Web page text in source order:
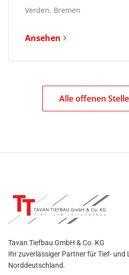
Verden, Bremen
Ansehen
Alle offenen
Tavan Tiefbau GmbH & Co. KG
Ihr zuverlässiger Partner für Tief- und
Norddeutschland.